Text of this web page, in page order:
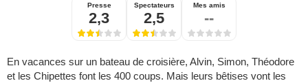
Presse
2,3
Spectateurs
2,5
Mes amis
--
En vacances sur un bateau de croisière, Alvin, Simon, Théodore
et les Chipettes font les 400 coups. Mais leurs bêtises vont les